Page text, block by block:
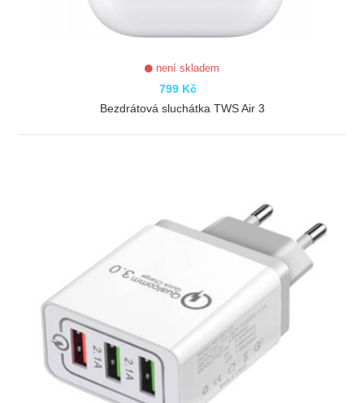
není skladem
799 Kč
Bezdrátová sluchátka TWS Air 3